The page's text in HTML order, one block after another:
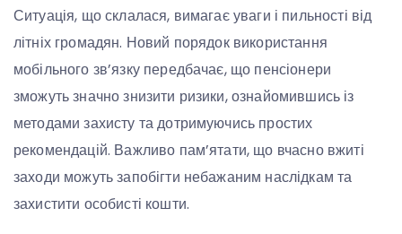
Ситуація, що склалася, вимагає уваги і пильності від
літніх громадян. Новий порядок використання
мобільного зв’язку передбачає, що пенсіонери
зможуть значно знизити ризики, ознайомившись із
методами захисту та дотримуючись простих
рекомендацій. Важливо пам’ятати, що вчасно вжиті
заходи можуть запобігти небажаним наслідкам та
захистити особисті кошти.